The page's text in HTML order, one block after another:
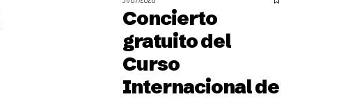
Concierto
gratuito del
Curso
Internacional de